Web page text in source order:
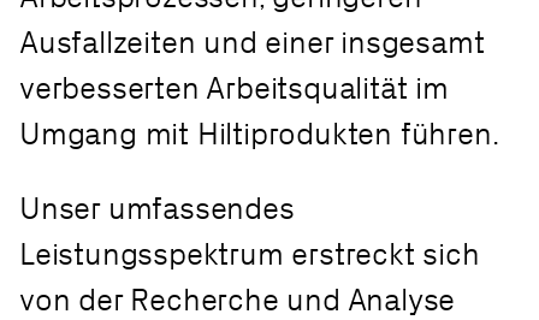
Ausfallzeiten und einer insgesamt
verbesserten Arbeitsqualität im
Umgang mit Hiltiprodukten führen.
Unser umfassendes
Leistungsspektrum erstreckt sich
von der Recherche und Analyse